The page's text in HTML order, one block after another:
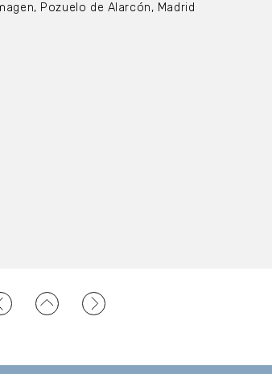
Pozuelo de Alarcón, Madrid